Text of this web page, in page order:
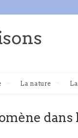
La nature
dans